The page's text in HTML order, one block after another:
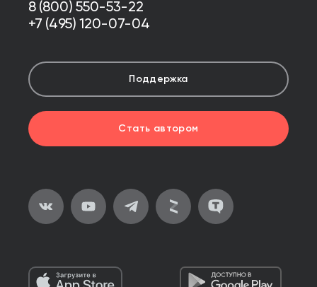
8 (800) 550-53-22
+7 (495) 120-07-04
Поддержка
Стать автором